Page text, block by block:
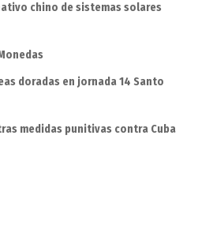
chino de sistemas solares
doradas en jornada 14 Santo
medidas punitivas contra Cuba